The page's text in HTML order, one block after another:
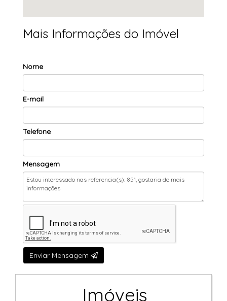
Mais Informações do Imóvel
Nome
E-mail
Telefone
Mensagem
Enviar Mensagem
Imóveis